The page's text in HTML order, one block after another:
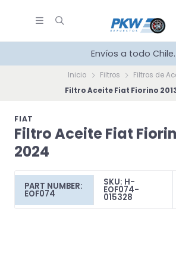
Envíos a todo Chile.
Inicio Filtros
Filtros de
Filtro Aceite Fiat Fiorino
FIAT
Filtro Aceite Fiat
2024
PART NUMBER:
EOF074
SKU: H-
EOF074-
015328